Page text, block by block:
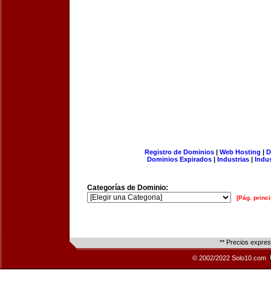
Registro de Dominios| Web Hosting |
Dominios Expirados | Industrias |
Categorías de Dominio:
[Pág.
** Precios
© 2002/2022 Solo10.com